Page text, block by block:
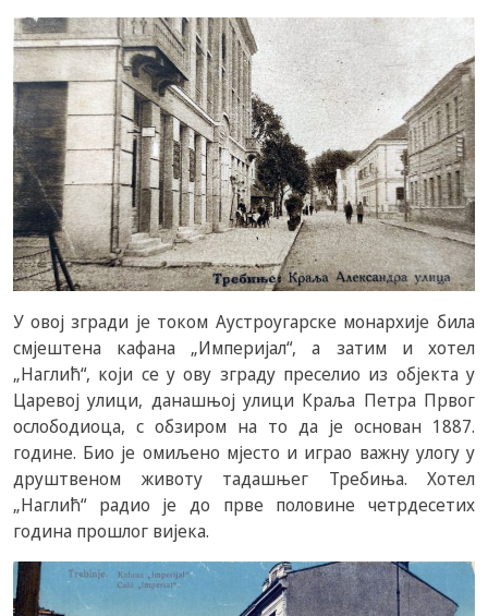
У овој згради је током Аустроугарске монархије била
смјештена кафана „Империјал“, а затим и хотел
„Наглић“, који се у ову зграду преселио из објекта у
Царевој улици, данашњој улици Краља Петра Првог
ослободиоца, с обзиром на то да је основан 1887.
године. Био је омиљено мјесто и играо важну улогу у
друштвеном животу тадашњег Требиња. Хотел
„Наглић“ радио је до прве половине четрдесетих
година прошлог вијека.